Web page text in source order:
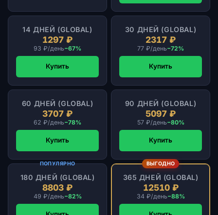
14 ДНЕЙ (GLOBAL)
1297 ₽
93 ₽/день−67%
Купить
30 ДНЕЙ (GLOBAL)
2317 ₽
77 ₽/день−72%
Купить
60 ДНЕЙ (GLOBAL)
3707 ₽
62 ₽/день−78%
Купить
90 ДНЕЙ (GLOBAL)
5097 ₽
57 ₽/день−80%
Купить
ПОПУЛЯРНО
180 ДНЕЙ (GLOBAL)
8803 ₽
49 ₽/день−82%
ВЫГОДНО
365 ДНЕЙ (GLOBAL)
12510 ₽
34 ₽/день−88%